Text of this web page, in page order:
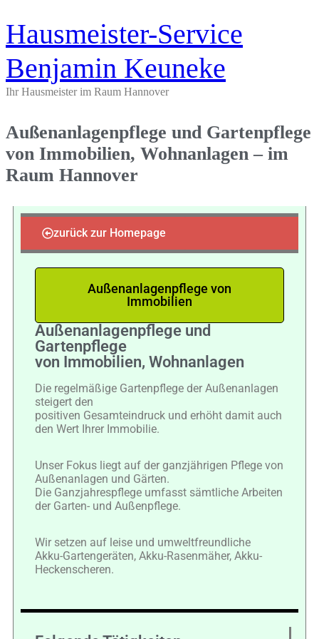
Hausmeister-Service
Benjamin Keuneke
Ihr Hausmeister im Raum Hannover
Außenanlagenpflege und Gartenpflege
von Immobilien, Wohnanlagen – im
Raum Hannover
zurück zur Homepage
Außenanlagenpflege von
Immobilien
Außenanlagenpflege und
Gartenpflege
von Immobilien, Wohnanlagen
Die regelmäßige Gartenpflege der Außenanlagen
steigert den
positiven Gesamteindruck und erhöht damit auch
den Wert Ihrer Immobilie.
Unser Fokus liegt auf der ganzjährigen Pflege von
Außenanlagen und Gärten.
Die Ganzjahrespflege umfasst sämtliche Arbeiten
der Garten- und Außenpflege.
Wir setzen auf leise und umweltfreundliche
Akku-Gartengeräten, Akku-Rasenmäher, Akku-
Heckenscheren.